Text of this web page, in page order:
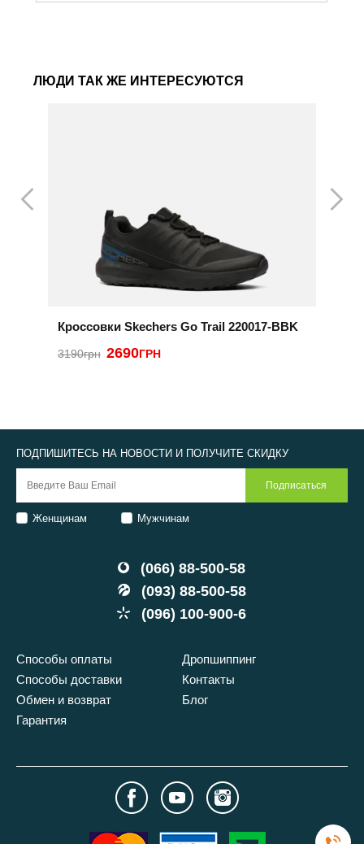
ЛЮДИ ТАК ЖЕ ИНТЕРЕСУЮТСЯ
Кроссовки Skechers Go Trail 220017-BBK
3190грн 2690ГРН
(066) 88-500-58
(093) 88-500-58
(096) 100-900-6
Способы оплаты
Способы доставки
Обмен и возврат
Гарантия
Дропшиппинг
Контакты
Блог
ПОДПИШИТЕСЬ НА НОВОСТИ И ПОЛУЧИТЕ СКИДКУ
Женщинам Мужчинам